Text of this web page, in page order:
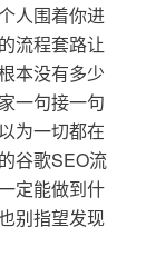
人围着你进
流程套路让
本没有多少
一句接一句
为一切都在
谷歌SEO流
定能做到什
别指望发现